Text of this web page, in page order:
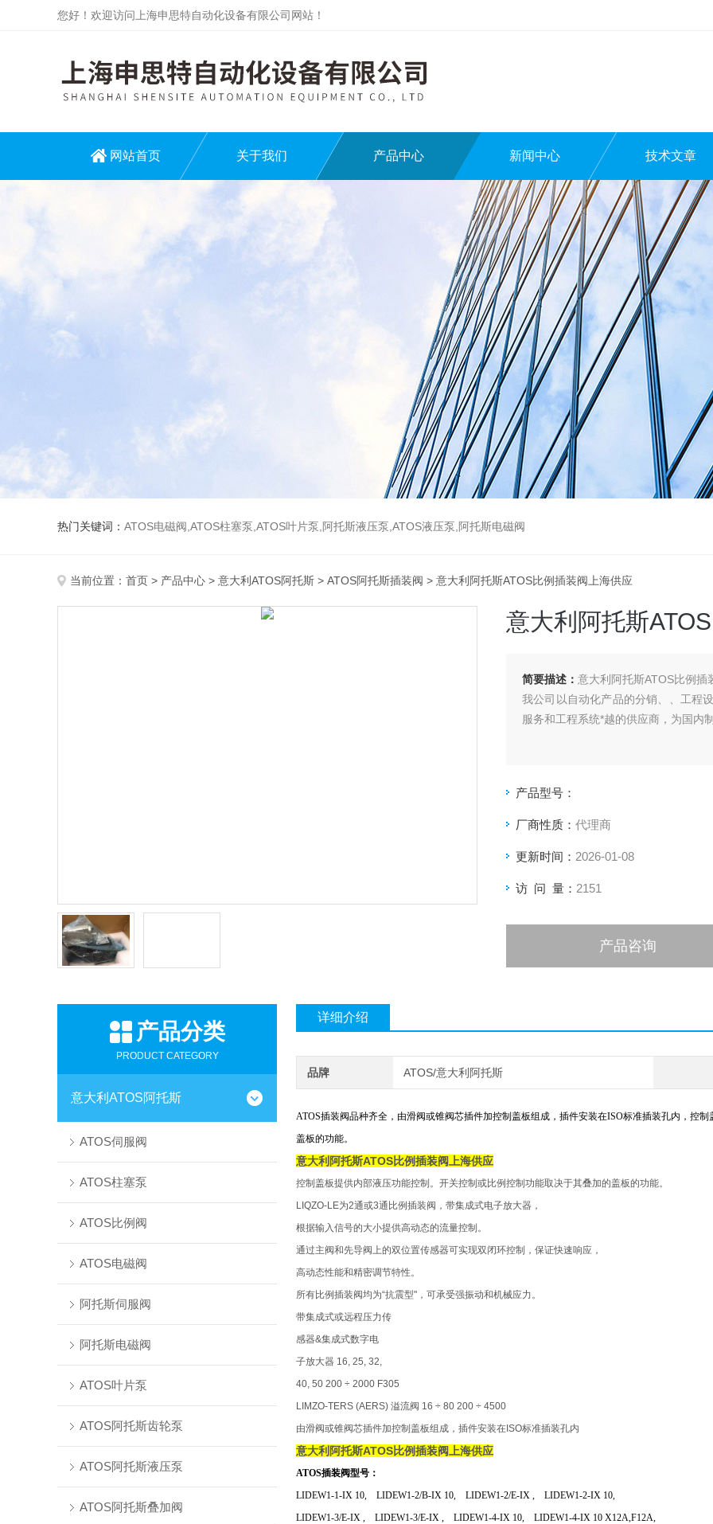
您好！欢迎访问上海申思特自动化设备有限公司网站！
网站首页 关于我们 产品中心 新闻中心 技术文章
热门关键词： ATOS电磁阀,ATOS柱塞泵,ATOS叶片泵,阿托斯液压泵,ATOS液压泵,阿托斯电磁阀
当前位置： 首页 > 产品中心 > 意大利ATOS阿托斯 > ATOS阿托斯插装阀 > 意大利阿托斯ATOS比例插装阀上海供应
意大利阿托斯
简要描述： 意大利阿托斯ATOS比例插
我公司以自动化产品的分销、、工程
服务和工程系统*越的供应商，为国内
产品型号：
厂商性质： 代理商
更新时间： 2026-01-08
访 问 量： 2151
产品咨询
产品分类
PRODUCT CATEGORY
意大利ATOS阿托斯
ATOS伺服阀
ATOS柱塞泵
ATOS比例阀
ATOS电磁阀
阿托斯伺服阀
阿托斯电磁阀
ATOS叶片泵
ATOS阿托斯齿轮泵
ATOS阿托斯液压泵
ATOS阿托斯叠加阀
详细介绍
品牌 ATOS/意大利阿托斯
ATOS插装阀品种齐全，由滑阀或锥阀芯插件加控制盖板组成，插件安装在ISO标准插装孔内，控
盖板的功能。
意大利阿托斯ATOS比例插装阀上海供应
控制盖板提供内部液压功能控制。开关控制或比例控制功能取决于其叠加的盖板的功能。
LIQZO-LE为2通或3通比例插装阀，带集成式电子放大器，
根据输入信号的大小提供高动态的流量控制。
通过主阀和先导阀上的双位置传感器可实现双闭环控制，保证快速响应，
高动态性能和精密调节特性。
所有比例插装阀均为“抗震型"，可承受强振动和机械应力。
带集成式或远程压力传
感器&集成式数字电
子放大器 16, 25, 32,
40, 50 200 ÷ 2000 F305
LIMZO-TERS (AERS) 溢流阀 16 ÷ 80 200 ÷ 4500
由滑阀或锥阀芯插件加控制盖板组成，插件安装在ISO标准插装孔内
意大利阿托斯ATOS比例插装阀上海供应
ATOS插装阀型号：
LIDEW1-1-IX 10, LIDEW1-2/B-IX 10, LIDEW1-2/E-IX , LIDEW1-2-IX 10,
LIDEW1-3/E-IX , LIDEW1-3/E-IX , LIDEW1-4-IX 10, LIDEW1-4-IX 10 X12A,F12A,